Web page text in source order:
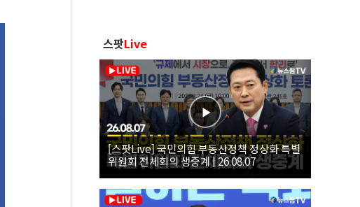
스팟Live
[스팟Live] 국민의힘 부동산정책 정상화 특별
위원회 전체회의 생중계 | 26.08.07